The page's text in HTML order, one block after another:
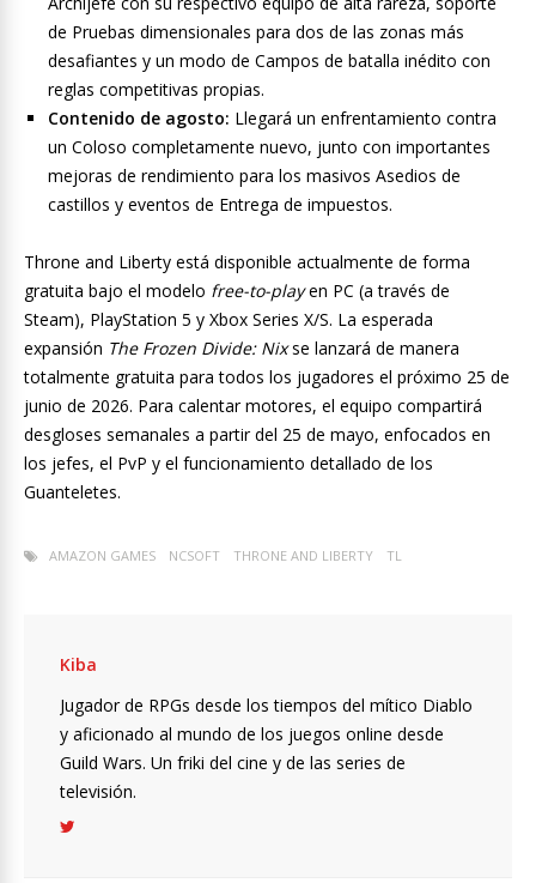
de Pruebas dimensionales para dos de las zonas más
desafiantes y un modo de Campos de batalla inédito con
reglas competitivas propias.
Contenido de agosto: Llegará un enfrentamiento contra
un Coloso completamente nuevo, junto con importantes
mejoras de rendimiento para los masivos Asedios de
castillos y eventos de Entrega de impuestos.
Throne and Liberty está disponible actualmente de forma
gratuita bajo el modelo free-to-playen PC (a través de
Steam), PlayStation 5 y Xbox Series X/S. La esperada
expansión The Frozen Divide: Nixse lanzará de manera
totalmente gratuita para todos los jugadores el próximo 25 de
junio de 2026. Para calentar motores, el equipo compartirá
desgloses semanales a partir del 25 de mayo, enfocados en
los jefes, el PvP y el funcionamiento detallado de los
Guanteletes.
AMAZON GAMES NCSOFT THRONE AND LIBERTY TL
Kiba
Jugador de RPGs desde los tiempos del mítico Diablo
y aficionado al mundo de los juegos online desde
Guild Wars. Un friki del cine y de las series de
televisión.